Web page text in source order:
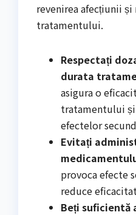
revenirea afecțiunii
tratamentului.
Respectați
durata
asigura o
tratamentului
efectelor
Evitați
provoca efecte
reduce
Beți suficientă